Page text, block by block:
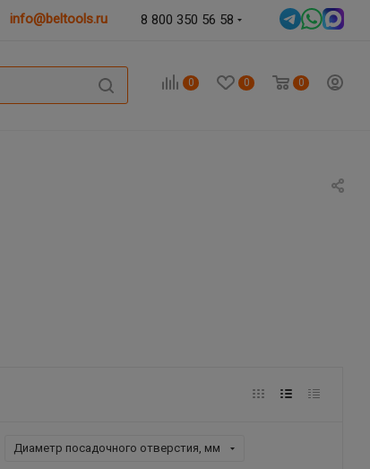
info@beltools.ru 8 800 350 56 58
0 0 0
Диаметр посадочного отверстия, мм